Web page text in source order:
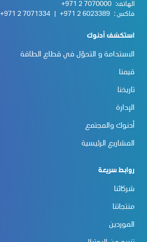
الهاتف: +971 2 7070000
فاكس : +971 2 6023389
+971 2 7071334
استكشف أدنوك
الاستدامة و التحوّل في قطاع الطاقة
قيمنا
تاريخنا
الإدارة
أدنوك والمجتمع
المشاريع الرئيسية
روابط سريعة
شركائنا
منتجاتنا
الموردين